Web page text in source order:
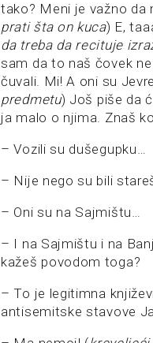
tako? Meni je važno da
prati šta on kuca) E,
da treba da recituje
sam da to naš čovek
čuvali. Mi! A oni su
predmetu) Još piše da
ja malo o njima. Znaš
– Vozili su dušegupku…
– Nije nego su bili
– Oni su na Sajmištu…
– I na Sajmištu i na
kažeš povodom toga?
– To je legitimna
antisemitske stavove